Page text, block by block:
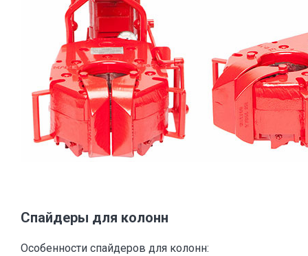
Спайдеры для колонн
Особенности спайдеров для колонн: